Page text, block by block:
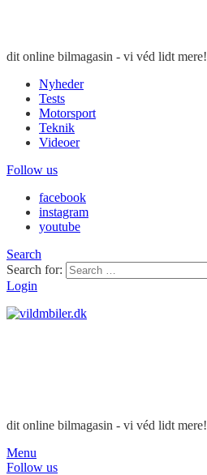
dit online bilmagasin - vi véd lidt mere!
Nyheder
Tests
Motorsport
Teknik
Videoer
Follow us
facebook
instagram
youtube
Search
Search for:
Login
dit online bilmagasin - vi véd lidt mere!
Menu
Follow us